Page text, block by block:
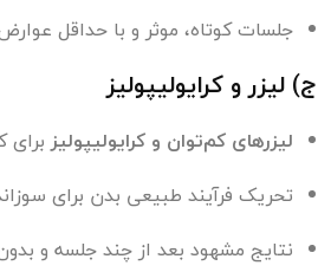
جلسات کوتاه، موثر و با حداقل
ج) لیزر و کرایولیپولیز
لیزرهای کم‌توان و کرایولیپولیزبرای
تحریک فرآیند طبیعی بدن برای
نتایج مشهود بعد از چند جلسه و